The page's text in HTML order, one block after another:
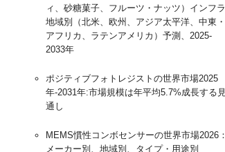
ィ、砂糖菓子、フルーツ・ナッツ）インフラ
地域別（北米、欧州、アジア太平洋、中東・
アフリカ、ラテンアメリカ）予測、2025-
2033年
ポジティブフォトレジストの世界市場2025
年-2031年:市場規模は年平均5.7%成長する見
通し
MEMS慣性コンボセンサーの世界市場2026：
メーカー別、地域別、タイプ・用途別